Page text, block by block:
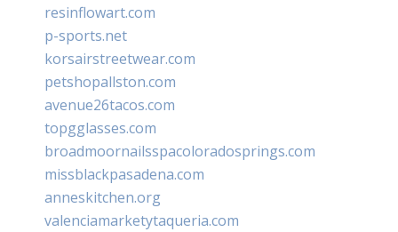
resinflowart.com
p-sports.net
korsairstreetwear.com
petshopallston.com
avenue26tacos.com
topgglasses.com
broadmoornailsspacoloradosprings.com
missblackpasadena.com
anneskitchen.org
valenciamarketytaqueria.com